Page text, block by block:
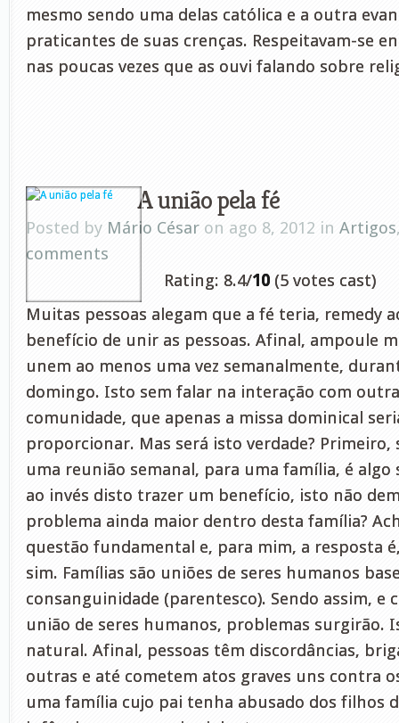
mesmo sendo uma delas católica e a outra
praticantes de suas crenças. Respeitavam-se
nas poucas vezes que as ouvi falando sobre
A união pela fé
Posted by Mário César on ago 8, 2012 in Artigos
comments
Rating: 8.4/10 (5 votes cast)
Muitas pessoas alegam que a fé teria, remedy
benefício de unir as pessoas. Afinal, ampoule
unem ao menos uma vez semanalmente,
domingo. Isto sem falar na interação com
comunidade, que apenas a missa dominical
proporcionar. Mas será isto verdade? Primeiro,
uma reunião semanal, para uma família, é algo
ao invés disto trazer um benefício, isto não
problema ainda maior dentro desta família?
questão fundamental e, para mim, a resposta
sim. Famílias são uniões de seres humanos
consanguinidade (parentesco). Sendo assim, e
união de seres humanos, problemas surgirão.
natural. Afinal, pessoas têm discordâncias,
outras e até cometem atos graves uns contra
uma família cujo pai tenha abusado dos filhos